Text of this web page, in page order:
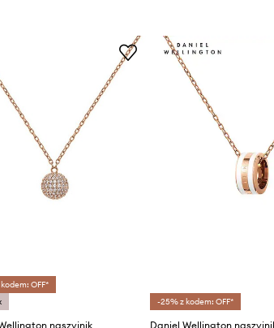
Kolor
Marka
OFF*
naszyjnik
-25% z kodem: OFF*
Daniel Wellington